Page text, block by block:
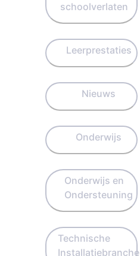
schoolverlaten
Leerprestaties
Nieuws
Onderwijs
Onderwijs en
Ondersteuning
Technische
Installatiebranche